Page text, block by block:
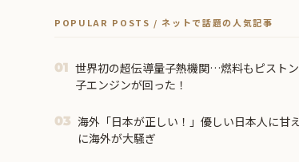
POPULAR POSTS / ネットで話題の人気記事
01 世界初の超伝導量子熱機関…燃料もピスト
子エンジンが回った！
03 海外「日本が正しい！」優しい日本人に甘
に海外が大騒ぎ